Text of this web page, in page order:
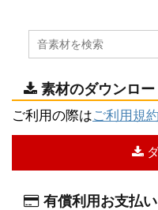
素材のダウンロー
ご利用の際はご利用規約
有償利用お支払い